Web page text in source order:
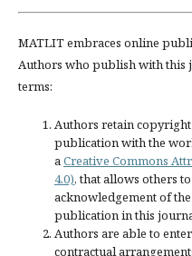
MATLIT embraces online
Authors who publish with this
terms:
Authors retain
publication with the
aCreative Commons
4.0), that allows others
acknowledgement of
publication in this
Authors are able to
contractual